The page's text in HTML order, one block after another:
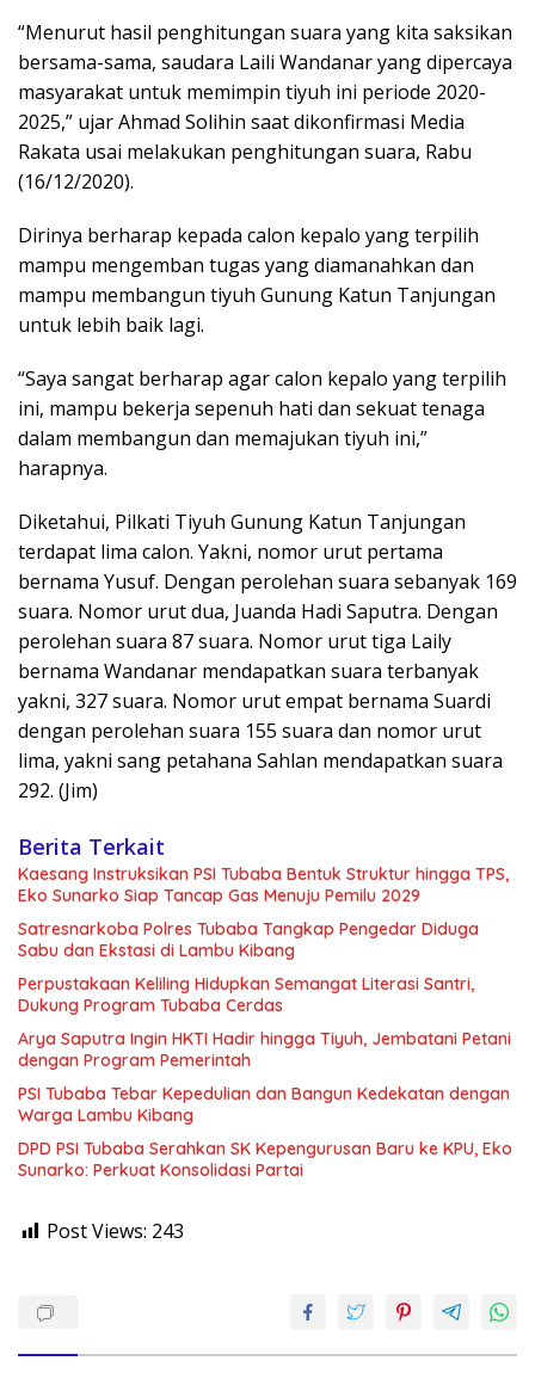
“Menurut hasil penghitungan suara yang kita saksikan
bersama-sama, saudara Laili Wandanar yang dipercaya
masyarakat untuk memimpin tiyuh ini periode 2020-
2025,” ujar Ahmad Solihin saat dikonfirmasi Media
Rakata usai melakukan penghitungan suara, Rabu
(16/12/2020).
Dirinya berharap kepada calon kepalo yang terpilih
mampu mengemban tugas yang diamanahkan dan
mampu membangun tiyuh Gunung Katun Tanjungan
untuk lebih baik lagi.
“Saya sangat berharap agar calon kepalo yang terpilih
ini, mampu bekerja sepenuh hati dan sekuat tenaga
dalam membangun dan memajukan tiyuh ini,”
harapnya.
Diketahui, Pilkati Tiyuh Gunung Katun Tanjungan
terdapat lima calon. Yakni, nomor urut pertama
bernama Yusuf. Dengan perolehan suara sebanyak 169
suara. Nomor urut dua, Juanda Hadi Saputra. Dengan
perolehan suara 87 suara. Nomor urut tiga Laily
bernama Wandanar mendapatkan suara terbanyak
yakni, 327 suara. Nomor urut empat bernama Suardi
dengan perolehan suara 155 suara dan nomor urut
lima, yakni sang petahana Sahlan mendapatkan suara
292. (Jim)
Berita Terkait
Kaesang Instruksikan PSI Tubaba Bentuk Struktur hingga TPS,
Eko Sunarko Siap Tancap Gas Menuju Pemilu 2029
Satresnarkoba Polres Tubaba Tangkap Pengedar Diduga
Sabu dan Ekstasi di Lambu Kibang
Perpustakaan Keliling Hidupkan Semangat Literasi Santri,
Dukung Program Tubaba Cerdas
Arya Saputra Ingin HKTI Hadir hingga Tiyuh, Jembatani Petani
dengan Program Pemerintah
PSI Tubaba Tebar Kepedulian dan Bangun Kedekatan dengan
Warga Lambu Kibang
DPD PSI Tubaba Serahkan SK Kepengurusan Baru ke KPU, Eko
Sunarko: Perkuat Konsolidasi Partai
Post Views: 243